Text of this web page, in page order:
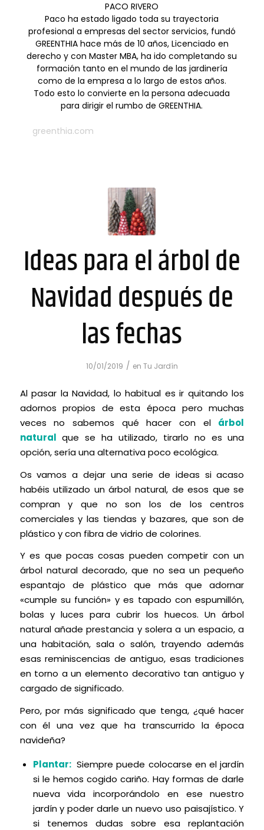
PACO RIVERO
Paco ha estado ligado toda su trayectoria
profesional a empresas del sector servicios, fundó
GREENTHIA hace más de 10 años, Licenciado en
derecho y con Master MBA, ha ido completando su
formación tanto en el mundo de las jardinería
como de la empresa a lo largo de estos años.
Todo esto lo convierte en la persona adecuada
para dirigir el rumbo de GREENTHIA.
greenthia.com
Ideas para el árbol de
Navidad después de
las fechas
10/01/2019 / en Tu Jardín
Al pasar la Navidad, lo habitual es ir quitando los
adornos propios de esta época pero muchas
veces no sabemos qué hacer con el árbol
natural que se ha utilizado, tirarlo no es una
opción, sería una alternativa poco ecológica.
Os vamos a dejar una serie de ideas si acaso
habéis utilizado un árbol natural, de esos que se
compran y que no son los de los centros
comerciales y las tiendas y bazares, que son de
plástico y con fibra de vidrio de colorines.
Y es que pocas cosas pueden competir con un
árbol natural decorado, que no sea un pequeño
espantajo de plástico que más que adornar
«cumple su función» y es tapado con espumillón,
bolas y luces para cubrir los huecos. Un árbol
natural añade prestancia y solera a un espacio, a
una habitación, sala o salón, trayendo además
esas reminiscencias de antiguo, esas tradiciones
en torno a un elemento decorativo tan antiguo y
cargado de significado.
Pero, por más significado que tenga, ¿qué hacer
con él una vez que ha transcurrido la época
navideña?
Plantar: Siempre puede colocarse en el jardín
si le hemos cogido cariño. Hay formas de darle
nueva vida incorporándolo en ese nuestro
jardín y poder darle un nuevo uso paisajístico. Y
si tenemos dudas sobre esa replantación